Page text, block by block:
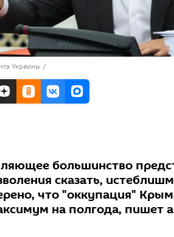
Украины /
большинство
сказать,
что "оккупация"
на полгода, пишет